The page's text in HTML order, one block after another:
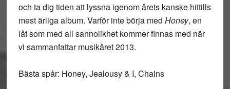
och ta dig tiden att lyssna igenom årets kanske hittills
mest ärliga album. Varför inte börja med Honey, en
låt som med all sannolikhet kommer finnas med när
vi sammanfattar musikåret 2013.
Bästa spår: Honey, Jealousy & I, Chains